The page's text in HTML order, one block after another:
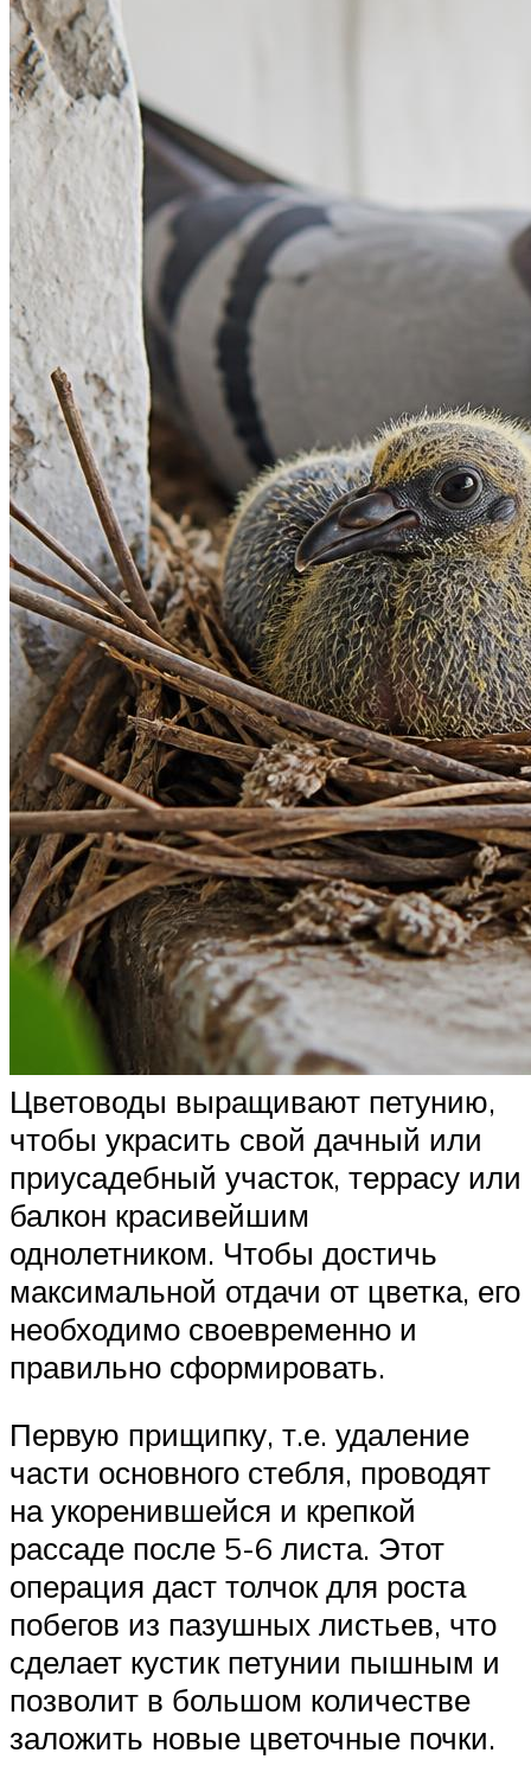
Цветоводы выращивают петунию,
чтобы украсить свой дачный или
приусадебный участок, террасу или
балкон красивейшим
однолетником. Чтобы достичь
максимальной отдачи от цветка, его
необходимо своевременно и
правильно сформировать.
Первую прищипку, т.е. удаление
части основного стебля, проводят
на укоренившейся и крепкой
рассаде после 5-6 листа. Этот
операция даст толчок для роста
побегов из пазушных листьев, что
сделает кустик петунии пышным и
позволит в большом количестве
заложить новые цветочные почки.